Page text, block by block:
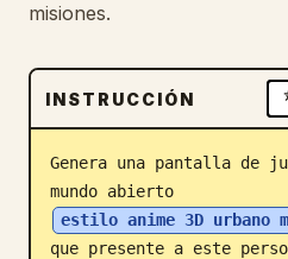
Blog
Actualizaciones
misiones.
INSTRUCCIÓN
Genera una pantalla de
mundo abierto
estilo anime 3D urbano
que presente a este